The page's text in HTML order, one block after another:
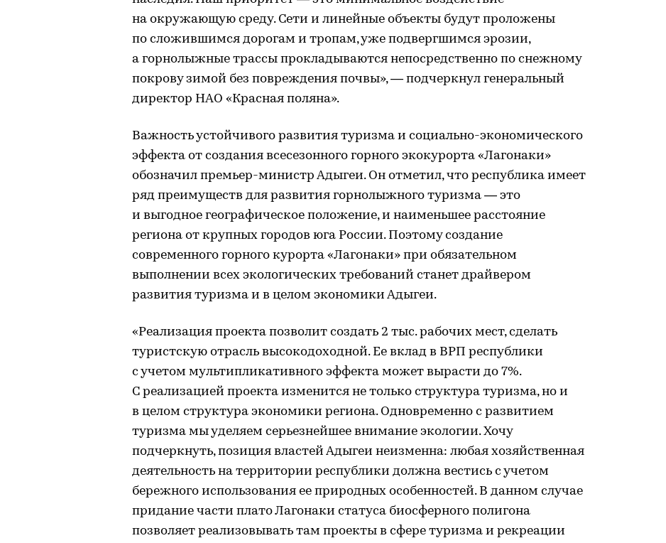
на окружающую среду. Сети и линейные объекты будут проложены
по сложившимся дорогам и тропам, уже подвергшимся эрозии,
а горнолыжные трассы прокладываются непосредственно по снежному
покрову зимой без повреждения почвы», — подчеркнул генеральный
директор НАО «Красная поляна».
Важность устойчивого развития туризма и социально-экономического
эффекта от создания всесезонного горного экокурорта «Лагонаки»
обозначил премьер-министр Адыгеи. Он отметил, что республика имеет
ряд преимуществ для развития горнолыжного туризма — это
и выгодное географическое положение, и наименьшее расстояние
региона от крупных городов юга России. Поэтому создание
современного горного курорта «Лагонаки» при обязательном
выполнении всех экологических требований станет драйвером
развития туризма и в целом экономики Адыгеи.
«Реализация проекта позволит создать 2 тыс. рабочих мест, сделать
туристскую отрасль высокодоходной. Ее вклад в ВРП республики
с учетом мультипликативного эффекта может вырасти до 7%.
С реализацией проекта изменится не только структура туризма, но и
в целом структура экономики региона. Одновременно с развитием
туризма мы уделяем серьезнейшее внимание экологии. Хочу
подчеркнуть, позиция властей Адыгеи неизменна: любая хозяйственная
деятельность на территории республики должна вестись с учетом
бережного использования ее природных особенностей. В данном случае
придание части плато Лагонаки статуса биосферного полигона
позволяет реализовывать там проекты в сфере туризма и рекреации